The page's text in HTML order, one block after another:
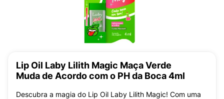
Lip Oil Laby Lilith Magic Maça Verde
Muda de Acordo com o PH da Boca 4ml
Descubra a magia do Lip Oil Laby Lilith Magic! Com uma